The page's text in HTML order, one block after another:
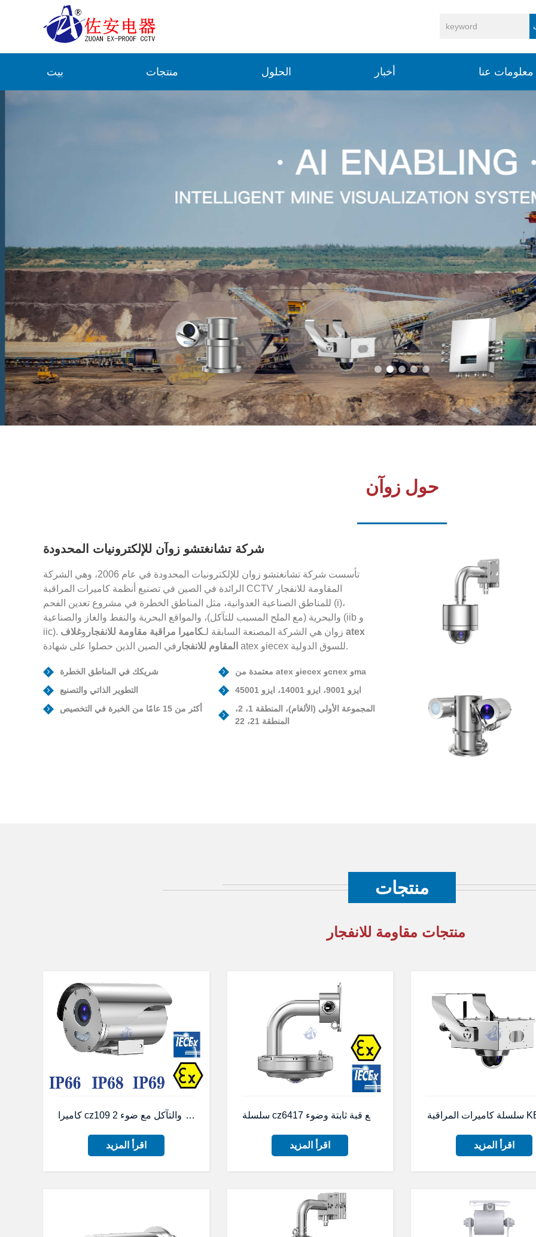
بيت منتجات الحلول أخبار معلومات عنا
حول زوآن
شركة تشانغتشو زوآن للإلكترونيات المحدودة
تأسست شركة تشانغتشو زوان للإلكترونيات المحدودة في عام 2006، وهي الشركة
الرائدة في الصين في تصنيع أنظمة كاميرات المراقبة CCTV المقاومة للانفجار
للمناطق الصناعية العدوانية، مثل المناطق الخطرة في مشروع تعدين الفحم (i)،
والبحرية (مع الملح المسبب للتآكل)، والمواقع البحرية والنفط والغاز والصناعية (iib و
iic). زوان هي الشركة المصنعة السابقة لـكاميرا مراقبة مقاومة للانفجار وغلاف atex
المقاوم للانفجار
في الصين الذين حصلوا على شهادة atex وiecex للسوق الدولية.
شريكك في المناطق الخطرة
التطوير الذاتي والتصنيع
أكثر من 15 عامًا من الخبرة في التخصيص
معتمدة من atex وiecex وcnex وma
ايزو 9001، ايزو 14001، ايزو 45001
المجموعة الأولى (الألغام)، المنطقة 1، 2،
المنطقة 21، 22
منتجات
منتجات مقاومة للانفجار
كاميرا cz109 2 ميجا بكسل بعدسة متغيرة البؤرة مقاومة للانفجار والتآكل مع ضوء
اقرأ المزيد اقرأ المزيد اقرأ المزيد